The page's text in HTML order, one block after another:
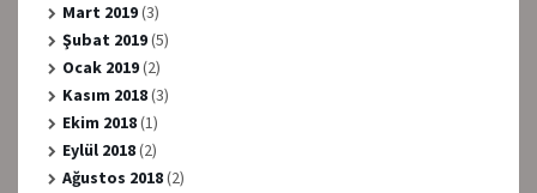
Mart 2019(3)
Şubat 2019(5)
Ocak 2019(2)
Kasım 2018(3)
Ekim 2018(1)
Eylül 2018(2)
Ağustos 2018(2)